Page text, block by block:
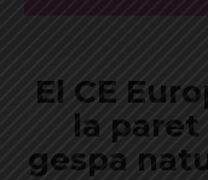
El CE
la
gespa